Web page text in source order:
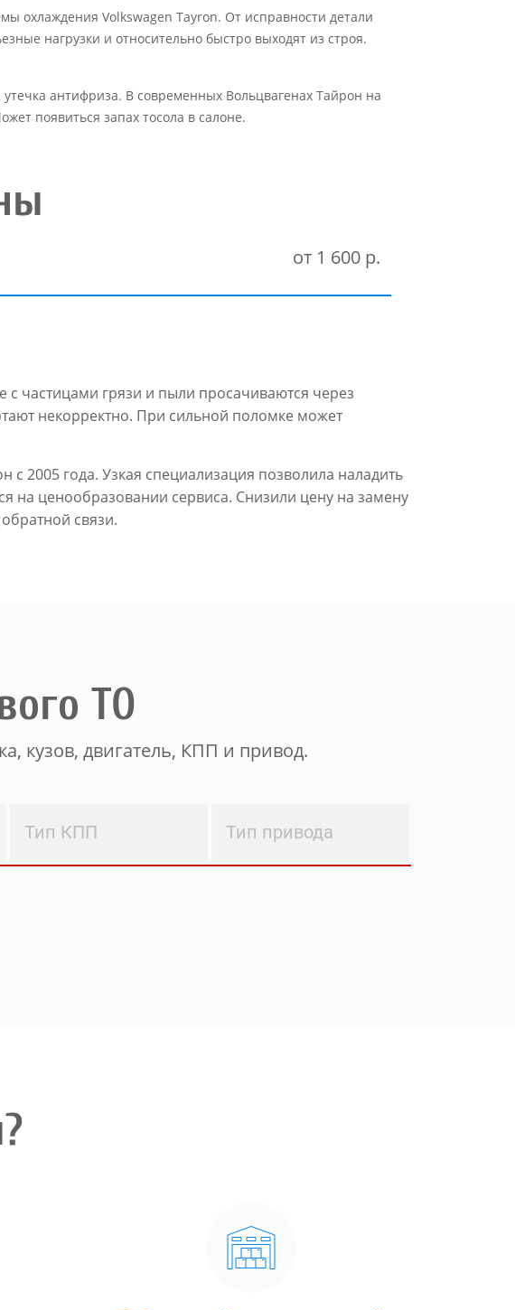
охлаждения Volkswagen Tayron. От исправности детали
нагрузки и относительно быстро выходят из строя.
антифриза. В современных Вольцвагенах Тайрон на
появиться запах тосола в салоне.
от 1 600 р.
частицами грязи и пыли просачиваются через
некорректно. При сильной поломке может
2005 года. Узкая специализация позволила наладить
на ценообразовании сервиса. Снизили цену на замену
связи.
ТО
кузов, двигатель, КПП и привод.
Тип КПП Тип привода